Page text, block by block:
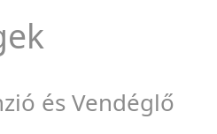
és Vendéglő